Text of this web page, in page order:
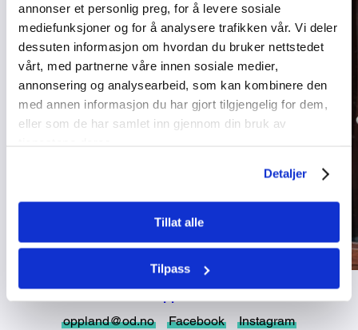
annonser et personlig preg, for å levere sosiale
mediefunksjoner og for å analysere trafikken vår. Vi deler
dessuten informasjon om hvordan du bruker nettstedet
vårt, med partnerne våre innen sosiale medier,
annonsering og analysearbeid, som kan kombinere den
med annen informasjon du har gjort tilgjengelig for dem,
eller som de har samlet inn gjennom din bruk av
Detaljer
Tillat alle
Tilpass
oppland@od.no
Facebook Instagram